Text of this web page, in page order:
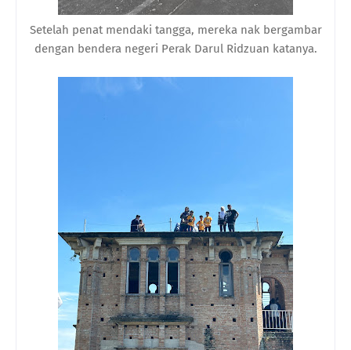
Setelah penat mendaki tangga, mereka nak bergambar
dengan bendera negeri Perak Darul Ridzuan katanya.